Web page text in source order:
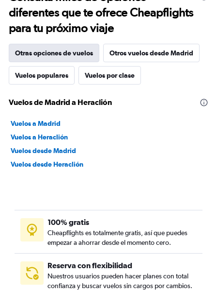
diferentes que te ofrece Cheapflights
para tu próximo viaje
Otras opciones de vuelos Otros vuelos desde Madrid
Vuelos populares Vuelos por clase
Vuelos de Madrid a Heraclión
Vuelos a Madrid
Vuelos a Heraclión
Vuelos desde Madrid
Vuelos desde Heraclión
100% gratis
Cheapflights es totalmente gratis, así que puedes
empezar a ahorrar desde el momento cero.
Reserva con flexibilidad
Nuestros usuarios pueden hacer planes con total
confianza y buscar vuelos sin cargos por cambios.